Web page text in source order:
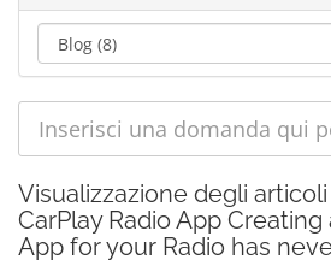
Visualizzazione degli
CarPlay Radio App
App for your Radio has